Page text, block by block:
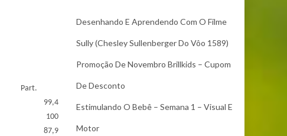
Part.
99,4
100
87,9
Desenhando E Aprendendo Com O Filme
Sully (Chesley Sullenberger Do Vôo 1589)
Promoção De Novembro Brillkids – Cupom
De Desconto
Estimulando O Bebê – Semana 1 – Visual E
Motor